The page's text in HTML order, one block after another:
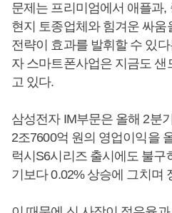
문제는 프리미엄에서 애플과,
현지 토종업체와 힘겨운 싸움
전략이 효과를 발휘할 수 있
자 스마트폰사업은 지금도
고 있다.
삼성전자 IM부문은 올해 2분
2조7600억 원의 영업이익을
럭시S6시리즈 출시에도 불구
기보다 0.02% 상승에 그치며